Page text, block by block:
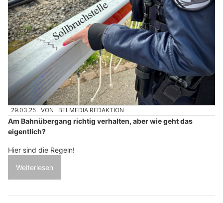
29.03.25 VON BELMEDIA REDAKTION
Am Bahnübergang richtig verhalten, aber wie geht das
eigentlich?
Hier sind die Regeln!
Weiterlesen